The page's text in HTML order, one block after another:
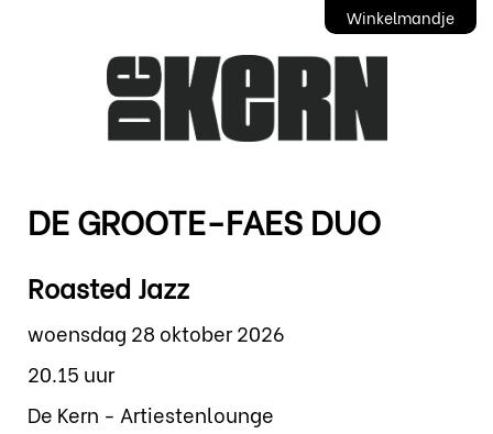
Winkelmandje
DE GROOTE-FAES DUO
Roasted Jazz
woensdag 28 oktober 2026
20.15 uur
De Kern - Artiestenlounge